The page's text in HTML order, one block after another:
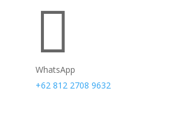

WhatsApp
+62 812 2708 9632